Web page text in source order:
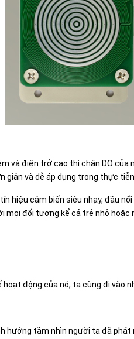
và điện trở cao thì chân DO
giản và dễ áp dụng trong thực tiễn
hiệu cảm biến siêu nhạy, đầu
mọi đối tượng kể cả trẻ nhỏ hoặc
động của nó, ta cùng đi vào
hưởng tầm nhìn người ta đã